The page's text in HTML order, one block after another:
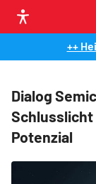
++
Dialog
Schlusslicht
Potenzial